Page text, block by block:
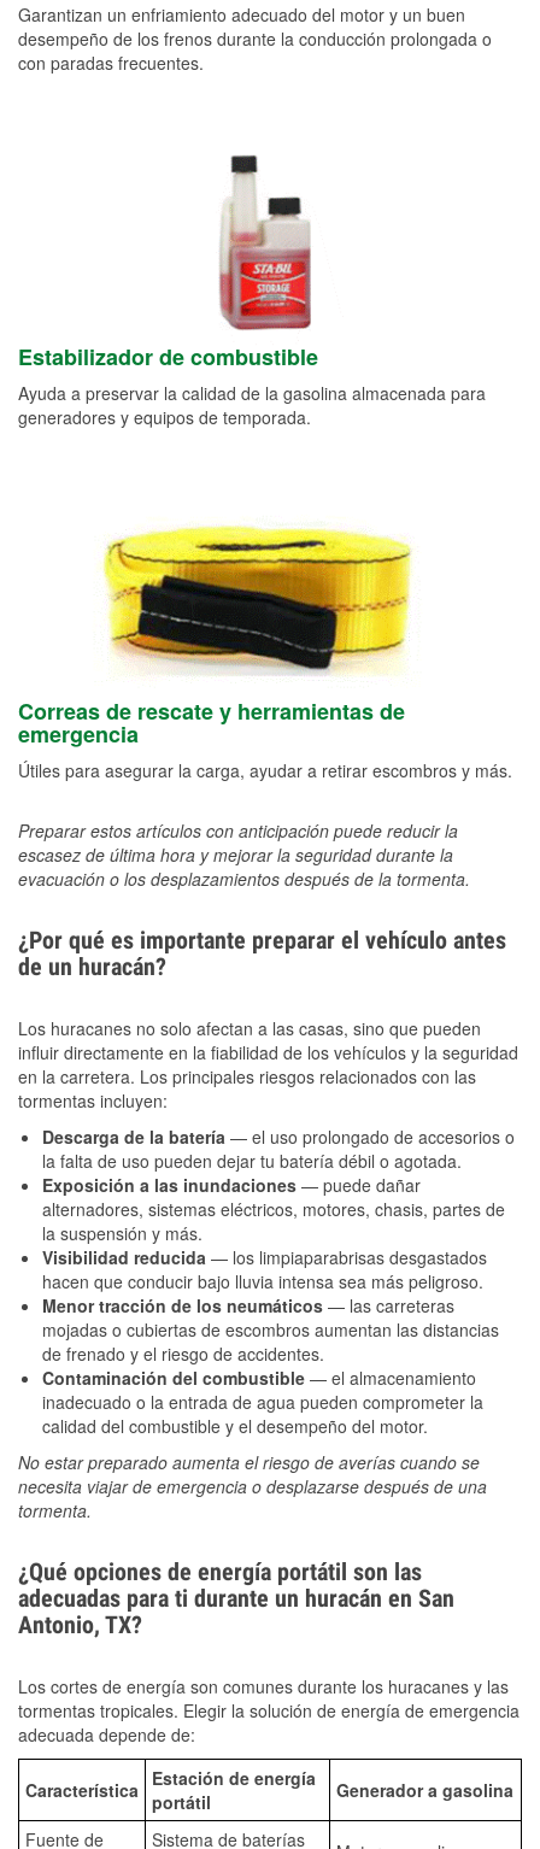
Garantizan un enfriamiento adecuado del motor y un buen
desempeño de los frenos durante la conducción prolongada o
con paradas frecuentes.
Estabilizador de combustible
Ayuda a preservar la calidad de la gasolina almacenada para
generadores y equipos de temporada.
Correas de rescate y herramientas de
emergencia
Útiles para asegurar la carga, ayudar a retirar escombros y más.
Preparar estos artículos con anticipación puede reducir la
escasez de última hora y mejorar la seguridad durante la
evacuación o los desplazamientos después de la tormenta.
¿Por qué es importante preparar el vehículo antes
de un huracán?
Los huracanes no solo afectan a las casas, sino que pueden
influir directamente en la fiabilidad de los vehículos y la seguridad
en la carretera. Los principales riesgos relacionados con las
tormentas incluyen:
Descarga de la batería — el uso prolongado de accesorios o
la falta de uso pueden dejar tu batería débil o agotada.
Exposición a las inundaciones — puede dañar
alternadores, sistemas eléctricos, motores, chasis, partes de
la suspensión y más.
Visibilidad reducida — los limpiaparabrisas desgastados
hacen que conducir bajo lluvia intensa sea más peligroso.
Menor tracción de los neumáticos — las carreteras
mojadas o cubiertas de escombros aumentan las distancias
de frenado y el riesgo de accidentes.
Contaminación del combustible — el almacenamiento
inadecuado o la entrada de agua pueden comprometer la
calidad del combustible y el desempeño del motor.
No estar preparado aumenta el riesgo de averías cuando se
necesita viajar de emergencia o desplazarse después de una
tormenta.
¿Qué opciones de energía portátil son las
adecuadas para ti durante un huracán en San
Antonio, TX?
Los cortes de energía son comunes durante los huracanes y las
tormentas tropicales. Elegir la solución de energía de emergencia
adecuada depende de:
Característica
Estación de energía
portátil
Generador a gasolina
Fuente de Sistema de baterías